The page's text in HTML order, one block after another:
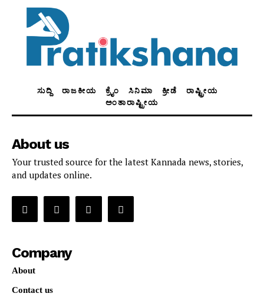
ಸುದ್ದಿ ರಾಜಕೀಯ ಕ್ರೈಂ ಸಿನಿಮಾ ಕ್ರೀಡೆ
ರಾಷ್ಟ್ರೀಯ
ಅಂತಾರಾಷ್ಟ್ರೀಯ
About us
Your trusted source for the latest Kannada news, stories,
and updates online.
Company
About
Contact us